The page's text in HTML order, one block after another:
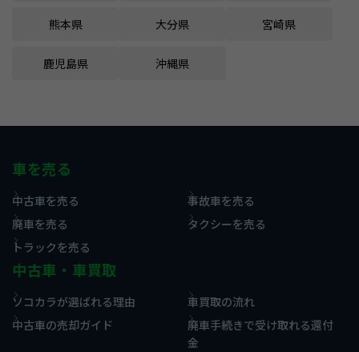
熊本県 大分県 宮崎県
鹿児島県 沖縄県
車を売る
中古車を売る
事故車を売る
廃車を売る
タクシーを売る
トラックを売る
中古車・車買取
ソコカラが選ばれる理由
車買取の流れ
中古車の売却ガイド
廃車手続きで受け取れる還付
金